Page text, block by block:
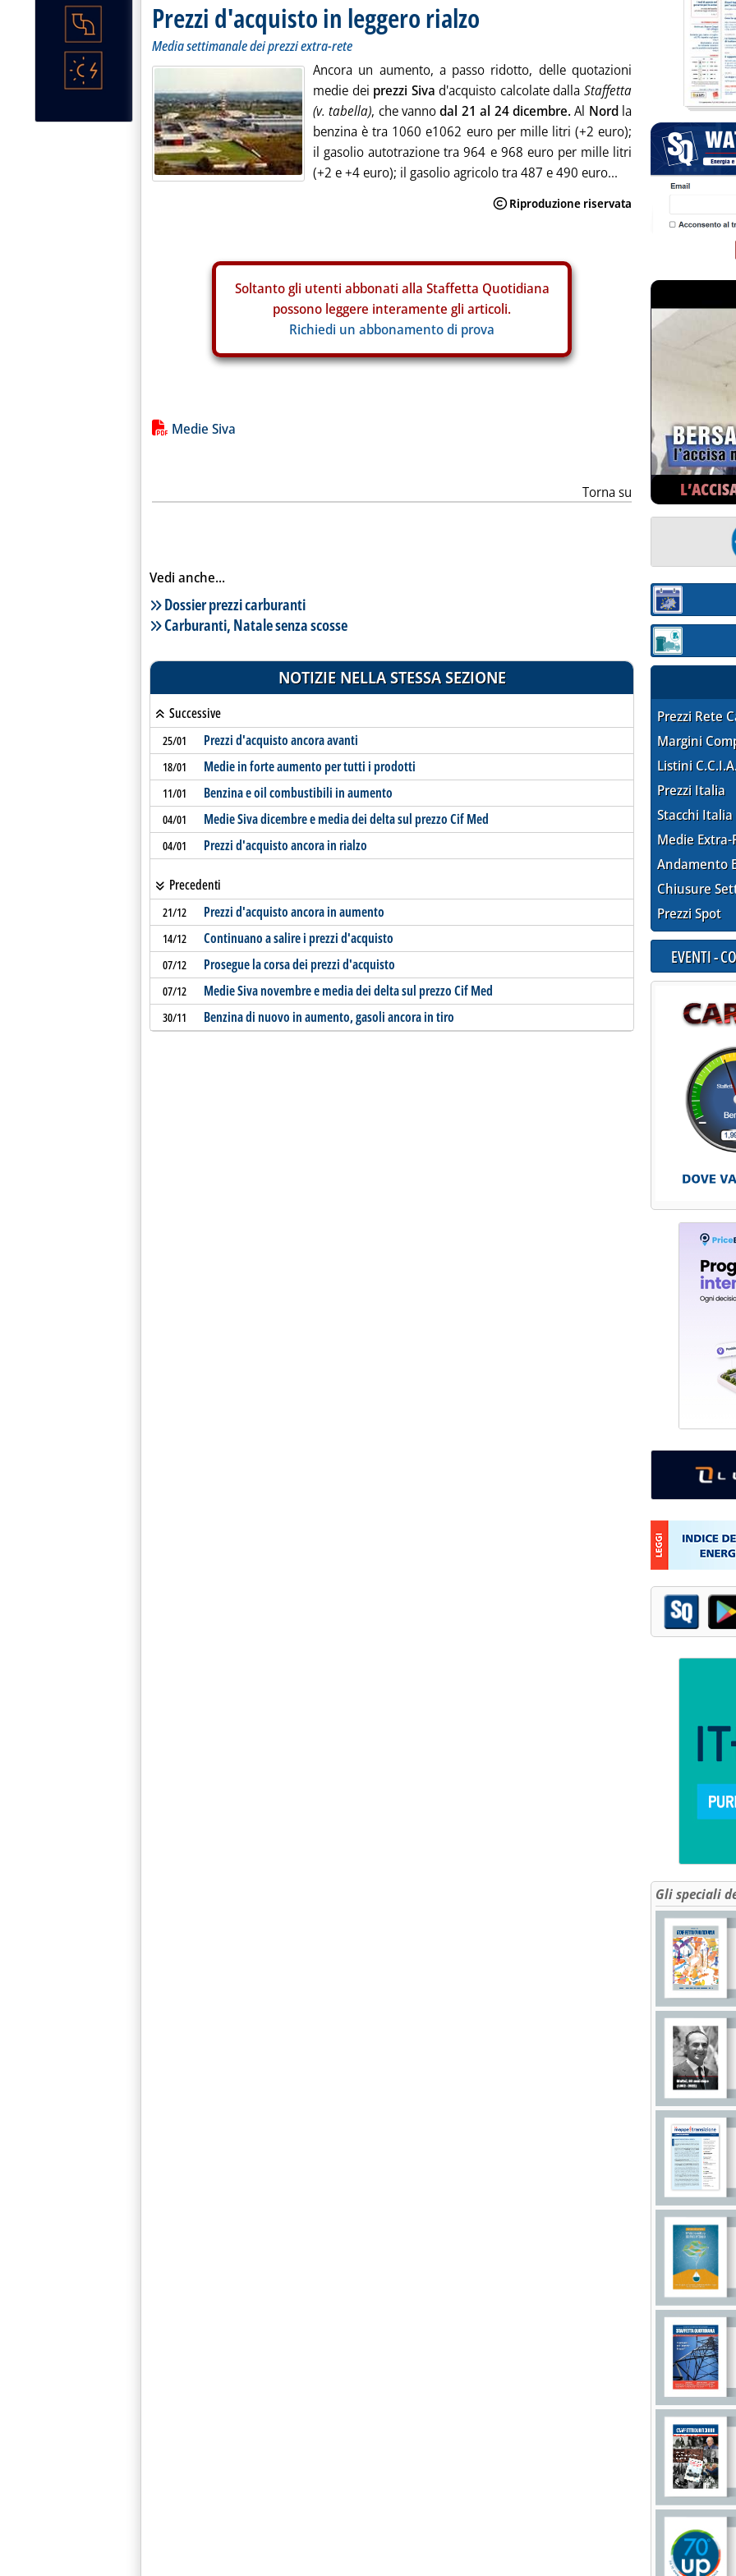
Prezzi d'acquisto in leggero rialzo
Media settimanale dei prezzi extra-rete
Ancora un aumento, a passo ridotto, delle quotazioni
medie dei prezzi Siva d'acquisto calcolate dallaStaffetta
(v. tabella), che vannodal 21 al 24 dicembre.Al Nordla
benzina è tra 1060 e1062 euro per mille litri (+2 euro);
il gasolio autotrazione tra 964 e 968 euro per mille litri
(+2 e +4 euro); il gasolio agricolo tra 487 e 490 euro...
Soltanto gli utenti abbonati alla Staffetta Quotidiana
possono leggere interamente gli articoli.
Richiedi un abbonamento di prova
Lista allegati PDF alla notizia
Medie Siva
Torna su
Vedi anche...
Lista notizie correlate
Dossier prezzi carburanti
Carburanti, Natale senza scosse
NOTIZIE NELLA STESSA SEZIONE
Successive
25/01 Prezzi d'acquisto ancora avanti
18/01 Medie in forte aumento per tutti i prodotti
11/01 Benzina e oil combustibili in aumento
04/01 Medie Siva dicembre e media dei delta sul prezzo Cif Med
04/01 Prezzi d'acquisto ancora in rialzo
Precedenti
21/12 Prezzi d'acquisto ancora in aumento
14/12 Continuano a salire i prezzi d'acquisto
07/12 Prosegue la corsa dei prezzi d'acquisto
07/12 Medie Siva novembre e media dei delta sul prezzo Cif Med
30/11 Benzina di nuovo in aumento, gasoli ancora in tiro
Sezione:
Sezione:
Prezzi Rete
Margini
Listini
Prezzi Italia
Stacchi Italia
Medie Extra-
Andamento
Chiusure
Prezzi Spot
EVENTI -
Gli speciali